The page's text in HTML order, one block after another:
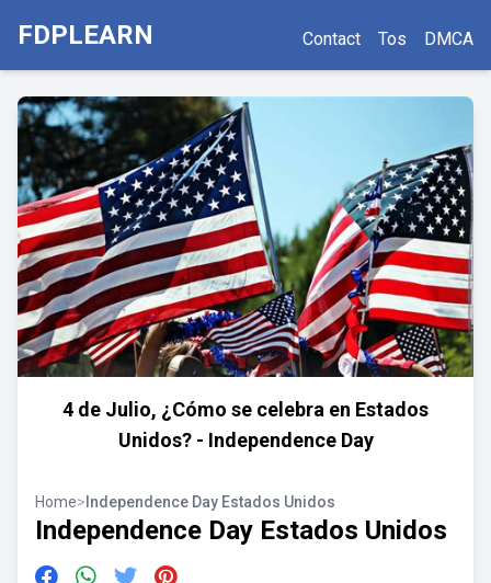
FDPLEARN Contact Tos DMCA
4 de Julio, ¿Cómo se celebra en Estados
Unidos? - Independence Day
Home> Independence Day Estados Unidos
Independence Day Estados Unidos